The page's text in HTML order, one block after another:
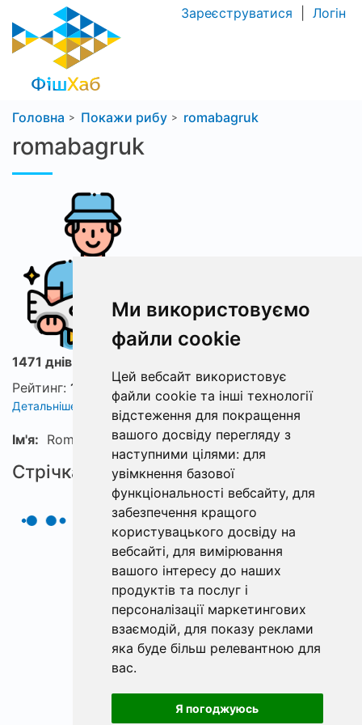
Ми використовуємо
файли cookie
Цей вебсайт використовує
файли cookie та інші технології
відстеження для покращення
вашого досвіду перегляду з
наступними цілями: для
увімкнення базової
функціональності вебсайту, для
забезпечення кращого
користувацького досвіду на
вебсайті, для вимірювання
вашого інтересу до наших
продуктів та послуг і
персоналізації маркетингових
взаємодій, для показу реклами
яка буде більш релевантною для
вас.
Я погоджуюсь
Зареєструватися Логін
Головна Покажи рибу romabagruk
romabagruk
1471 днів з ФішХаб
Рейтинг: 1
Детальніше про рейтинг
Ім'я: Roman
Стрічка